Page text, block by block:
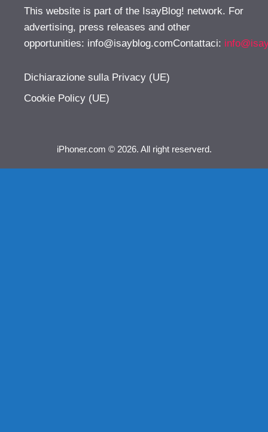
This website is part of the IsayBlog! network. For
advertising, press releases and other
opportunities: info@isayblog.comContattaci:
Dichiarazione sulla Privacy (UE)
Cookie Policy (UE)
iPhoner.com © 2026. All right reserverd.